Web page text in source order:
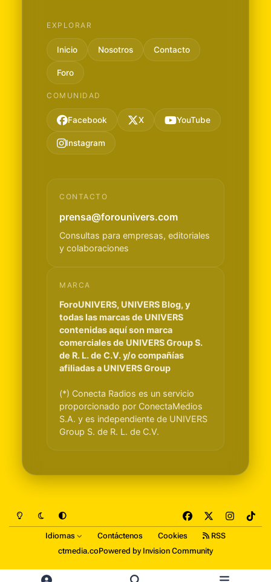
EXPLORAR
Inicio Nosotros Contacto
Foro
COMUNIDAD
Facebook X YouTube
Instagram
CONTACTO
prensa@forounivers.com
Consultas para empresas, editoriales
y colaboraciones
MARCA
ForoUNIVERS, UNIVERS Blog, y
todas las marcas de UNIVERS
contenidas aquí son marca
comerciales de UNIVERS Group S.
de R. L. de C.V. y/o compañías
afiliadas a UNIVERS Group
(*) Conecta Radios es un servicio
proporcionado por ConectaMedios
S.A. y es independiente de UNIVERS
Group S. de R. L. de C.V.
Light ModeDark ModeSystem Preference
a
c
e
b
n
s
a
i
o
Idiomas Contáctenos Cookies
RSS
ctmedia.coPowered by Invision Community